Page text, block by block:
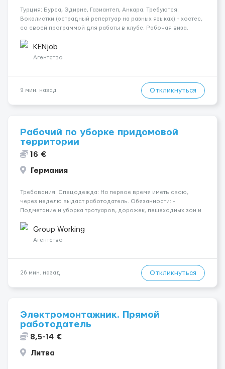
Турция: Бурса, Эдирне, Газиантеп, Анкара. Требуются:
Вокалистки (эстрадный репертуар на разных языках) + хостеc,
со своей программой для работы в клубе. Рабочая виза.
одного до трех месяцев. Мед. страховка. Высокая зарплат...
KENjob
Агентство
9 мин. назад Откликнуться
Рабочий по уборке придомовой
территории
16 €
Германия
Требования: Спецодежда: На первое время иметь свою,
через неделю выдаст работодатель. Обязанности: -
Подметание и уборка тротуаров, дорожек, пешеходных зон и
территории двора; - Уборка листвы, веток, бытовых отходов,
снега и грязи; ...
Group Working
Агентство
26 мин. назад Откликнуться
Электромонтажник. Прямой
работодатель
8,5-14 €
Литва